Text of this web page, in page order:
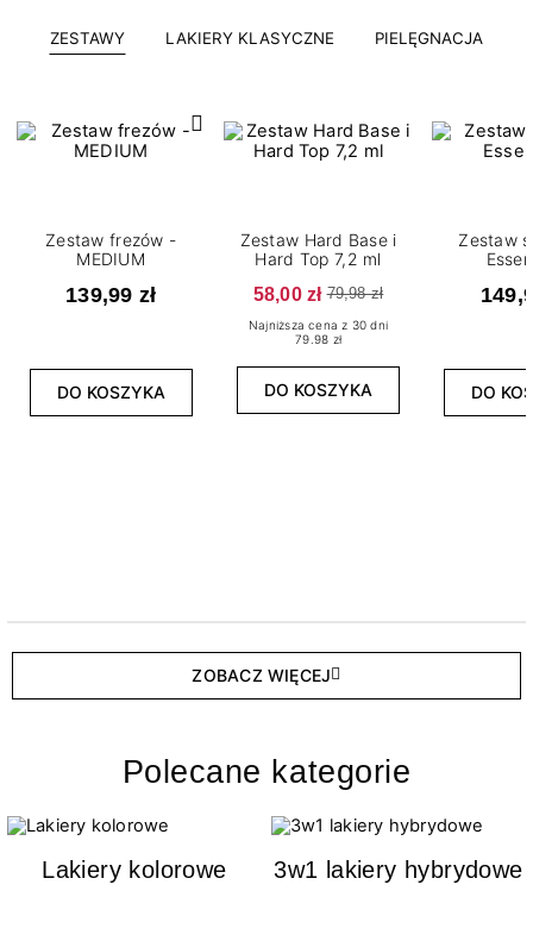
ZESTAWY LAKIERY KLASYCZNE PIELĘGNACJA
Zestaw frezów -
MEDIUM
139,99 zł
DO KOSZYKA
Zestaw Hard Base i
Hard Top 7,2 ml
58,00 zł 79,98 zł
Najniższa cena z 30 dni
79.98 zł
DO KOSZYKA
Zestaw
DO
ZOBACZ WIĘCEJ
Polecane kategorie
Lakiery kolorowe 3w1 lakiery hybrydowe